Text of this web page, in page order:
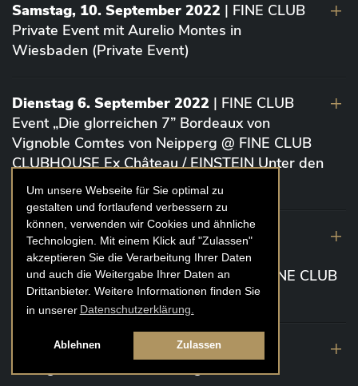
Um unsere Webseite für Sie optimal zu
gestalten und fortlaufend verbessern zu
können, verwenden wir Cookies und ähnliche
Technologien. Mit einem Klick auf "Zulassen"
akzeptieren Sie die Verarbeitung Ihrer Daten
und auch die Weitergabe Ihrer Daten an
Drittanbieter. Weitere Informationen finden Sie
in unserer Datenschutzerklärung.
Ablehnen Zulassen
Samstag, 10. September 2022 | FINE CLUB
Private Event mit Aurelio Montes in
Wiesbaden (Private Event)
Dienstag 6. September 2022 | FINE CLUB
Event „Die glorreichen 7” Bordeaux von
Vignoble Comtes von Neipperg @ FINE CLUB
CLUBHOUSE Ex Château / EINSTEIN Unter den
Linden (Berlin)
19. August 2022| FINE CLUB Academy
Caviar „Die glorreichen 7“ Riesling Große
Gewächse von der Mosel aus 2020 @ FINE CLUB
Clubhouse Prunier Cologne (Köln)
29. Juli 2022
| Weinbergwanderung
Weingüter Geheimrat J. Wegeler